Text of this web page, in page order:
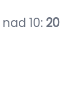
10: 20